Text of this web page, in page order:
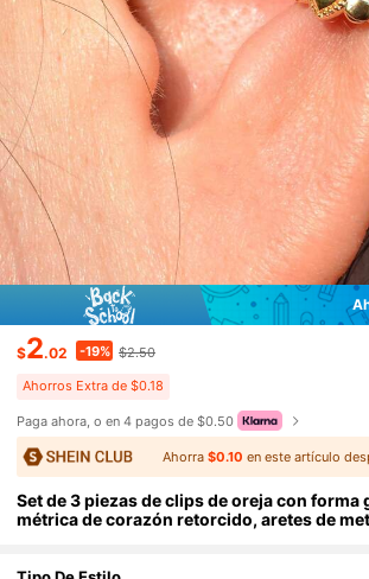
$2.02 -19% $2.50
Ahorros Extra de $0.18
Paga ahora, o en 4 pagos de $0.50
Ahorra $0.10 en este artículo
Set de 3 piezas de clips de oreja con forma
métrica de corazón retorcido, aretes de met